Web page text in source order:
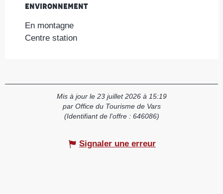
Environnement
Environnement
En montagne
Centre station
Mis à jour le 23 juillet 2026 à 15:19
par Office du Tourisme de Vars
(Identifiant de l'offre : 646086)
Signaler une erreur